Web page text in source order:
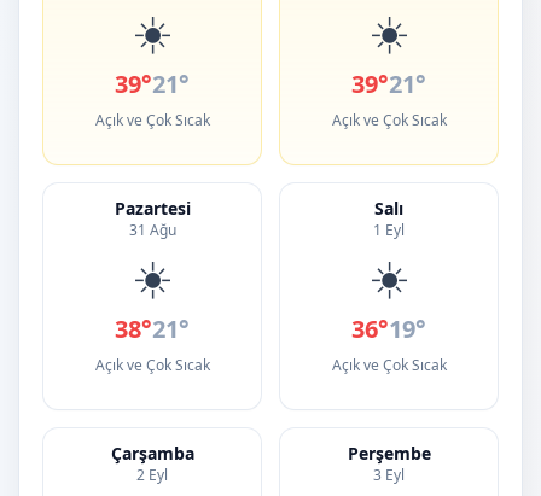
☀️
39°21°
Açık ve Çok Sıcak
☀️
39°21°
Açık ve Çok Sıcak
Pazartesi
31 Ağu
☀️
38°21°
Açık ve Çok Sıcak
Salı
1 Eyl
☀️
36°19°
Açık ve Çok Sıcak
Çarşamba
2 Eyl
Perşembe
3 Eyl